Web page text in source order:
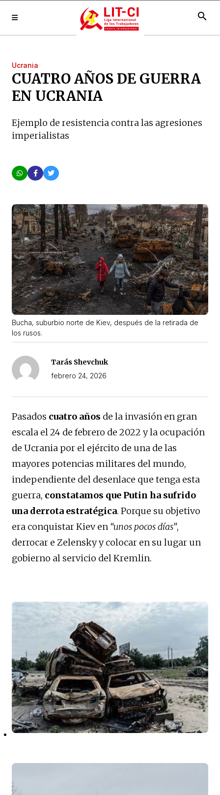
search
Ucrania
CUATRO AÑOS DE GUERRA
EN UCRANIA
Ejemplo de resistencia contra las agresiones
imperialistas
Bucha, suburbio norte de Kiev, después de la retirada de
los rusos.
Tarás Shevchuk
febrero 24, 2026
Pasados cuatro años de la invasión en gran
escala el 24 de febrero de 2022 y la ocupación
de Ucrania por el ejército de una de las
mayores potencias militares del mundo,
independiente del desenlace que tenga esta
guerra, constatamos que Putin ha sufrido
una derrota estratégica. Porque su objetivo
era conquistar Kiev en “unos pocos días”,
derrocar e Zelensky y colocar en su lugar un
gobierno al servicio del Kremlin.